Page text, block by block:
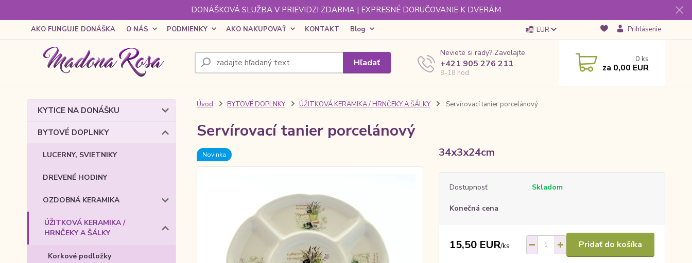
DONÁŠKOVÁ SLUŽBA V PRIEVIDZI ZDARMA | EXPRESNÉ DORUČOVANIE K DVERÁM
AKO FUNGUJE DONÁŠKA O NÁS PODMIENKY AKO NAKUPOVAŤ KONTAKT Blog EUR Prihlásenie
Hľadať
Neviete si rady? Zavolajte.
+421 905 276 211
8-18 hod.
0 ks
za 0,00 EUR
KYTICE NA DONÁŠKU
BYTOVÉ DOPLNKY
LUCERNY, SVIETNIKY
DREVENÉ HODINY
OZDOBNÁ KERAMIKA
ÚŽITKOVÁ KERAMIKA /
HRNČEKY A ŠÁLKY
Korkové podložky
Úvod BYTOVÉ DOPLNKY ÚŽITKOVÁ KERAMIKA / HRNČEKY A ŠÁLKY Servírovací tanier porcelánový
Servírovací tanier porcelánový
Novinka 34x3x24cm
Dostupnosť Skladom
Konečná cena
15,50 EUR/ks Pridať do košíka